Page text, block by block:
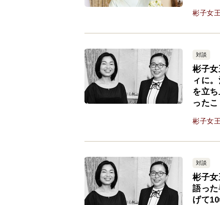
彬子女
対談
彬子
ィに
を立
った
彬子女
対談
彬子
語っ
げて